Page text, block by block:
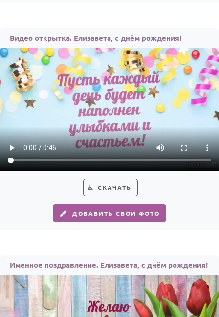
Видео открытка. Елизавета, с днём рождения!
СКАЧАТЬ
ДОБАВИТЬ СВОИ ФОТО
Именное поздравление. Елизавета, с днём рождения!